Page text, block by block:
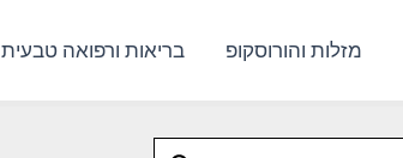
מזלות והורוסקופ בריאות ורפואה טבעית